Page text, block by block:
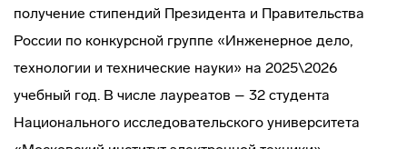
получение стипендий Президента и Правительства
России по конкурсной группе «Инженерное дело,
технологии и технические науки» на 2025\2026
учебный год. В числе лауреатов – 32 студента
Национального исследовательского университета